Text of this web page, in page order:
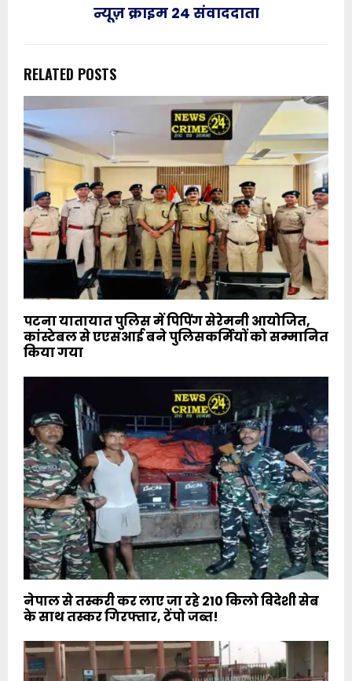
न्यूज़ क्राइम 24 संवाददाता
RELATED POSTS
पटना यातायात पुलिस में पिपिंग सेरेमनी आयोजित,
कांस्टेबल से एएसआई बने पुलिसकर्मियों को सम्मानित
किया गया
नेपाल से तस्करी कर लाए जा रहे 210 किलो विदेशी सेब
के साथ तस्कर गिरफ्तार, टेंपो जब्त!